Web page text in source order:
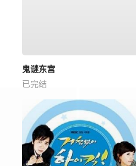
鬼谜东宫
已完结